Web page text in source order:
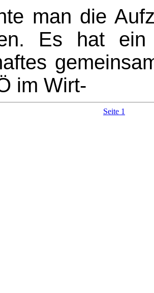
man die
Es hat
im Wirt-
Seite 1